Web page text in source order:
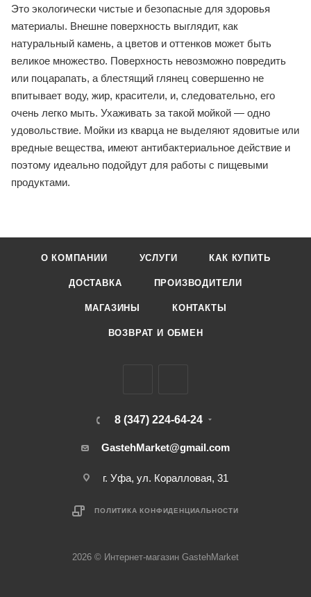
Это экологически чистые и безопасные для здоровья
материалы. Внешне поверхность выглядит, как
натуральный камень, а цветов и оттенков может быть
великое множество. Поверхность невозможно повредить
или поцарапать, а блестящий глянец совершенно не
впитывает воду, жир, красители, и, следовательно, его
очень легко мыть. Ухаживать за такой мойкой — одно
удовольствие. Мойки из кварца не выделяют ядовитые или
вредные вещества, имеют антибактериальное действие и
поэтому идеально подойдут для работы с пищевыми
продуктами.
О КОМПАНИИ УСЛУГИ КАК КУПИТЬ
ДОСТАВКА ПРОИЗВОДИТЕЛИ
МАГАЗИНЫ КОНТАКТЫ
ВОЗВРАТ И ОБМЕН
8 (347) 224-64-24
GastehMarket@gmail.com
г. Уфа, ул. Коралловая, 31
ПОЛИТИКА КОНФИДЕНЦИАЛЬНОСТИ
2026 © Интернет-магазин GastehMarket